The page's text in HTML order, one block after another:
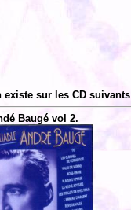
existe sur les CD
Baugé vol 2.